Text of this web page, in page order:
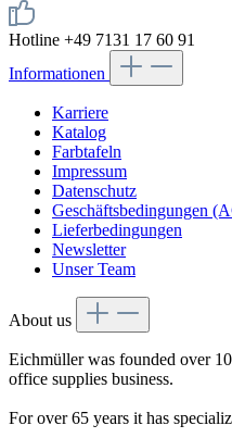
Hotline +49 7131 17 60 91
Informationen
Karriere
Katalog
Farbtafeln
Impressum
Datenschutz
Geschäftsbedingungen
Lieferbedingungen
Newsletter
Unser Team
About us
Eichmüller was founded over
office supplies business.
For over 65 years it has